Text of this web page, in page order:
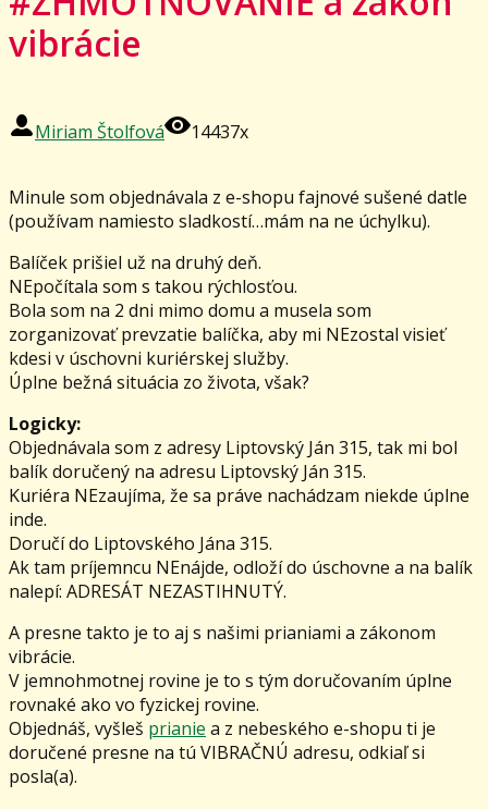
vibrácie
Miriam Štolfová 14437x
Minule som objednávala z e-shopu fajnové sušené datle
(používam namiesto sladkostí…mám na ne úchylku).
Balíček prišiel už na druhý deň.
NEpočítala som s takou rýchlosťou.
Bola som na 2 dni mimo domu a musela som
zorganizovať prevzatie balíčka, aby mi NEzostal visieť
kdesi v úschovni kuriérskej služby.
Úplne bežná situácia zo života, však?
Logicky:
Objednávala som z adresy Liptovský Ján 315, tak mi bol
balík doručený na adresu Liptovský Ján 315.
Kuriéra NEzaujíma, že sa práve nachádzam niekde úplne
inde.
Doručí do Liptovského Jána 315.
Ak tam príjemncu NEnájde, odloží do úschovne a na balík
nalepí: ADRESÁT NEZASTIHNUTÝ.
A presne takto je to aj s našimi prianiami a zákonom
vibrácie.
V jemnohmotnej rovine je to s tým doručovaním úplne
rovnaké ako vo fyzickej rovine.
Objednáš, vyšleš prianie a z nebeského e-shopu ti je
doručené presne na tú VIBRAČNÚ adresu, odkiaľ si
posla(a).